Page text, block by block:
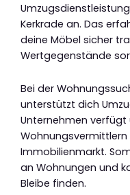
Kerkrade an. Das
deine Möbel sicher
Wertgegenstände
Bei der
unterstützt dich
Unternehmen verfügt
Immobilienmarkt.
an Wohnungen und
Bleibe finden.